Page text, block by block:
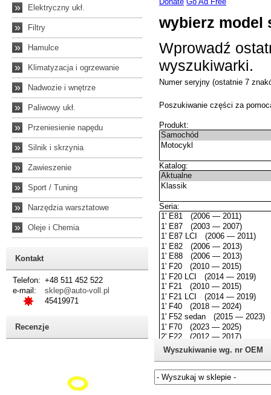
» Elektryczny ukł.
» Filtry
» Hamulce
» Klimatyzacja i ogrzewanie
» Nadwozie i wnętrze
» Paliwowy ukł.
» Przeniesienie napędu
» Silnik i skrzynia
» Zawieszenie
» Sport / Tuning
» Narzędzia warsztatowe
» Oleje i Chemia
Kontakt
Telefon: +48 511 452 522
e-mail:
sklep@auto-voll.pl
45419971
Recenzje
Wyszukiwanie wg. nr OEM